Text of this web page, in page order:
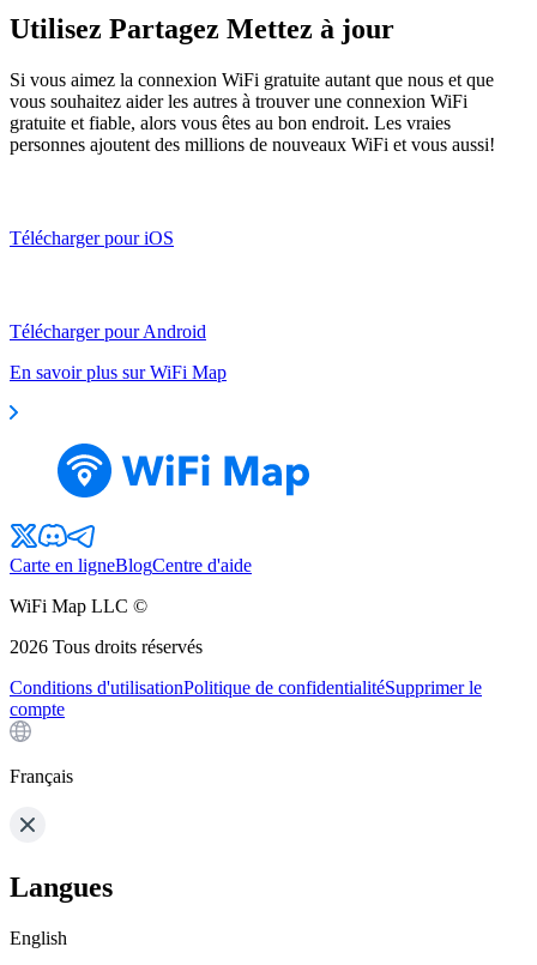
Utilisez Partagez Mettez à jour
Si vous aimez la connexion WiFi gratuite autant que nous et que
vous souhaitez aider les autres à trouver une connexion WiFi
gratuite et fiable, alors vous êtes au bon endroit. Les vraies
personnes ajoutent des millions de nouveaux WiFi et vous aussi!
Télécharger pour iOS
Télécharger pour Android
En savoir plus sur WiFi Map
Carte en ligneBlogCentre d'aide
WiFi Map LLC ©
2026 Tous droits réservés
Conditions d'utilisationPolitique de confidentialitéSupprimer le
compte
Français
Langues
English